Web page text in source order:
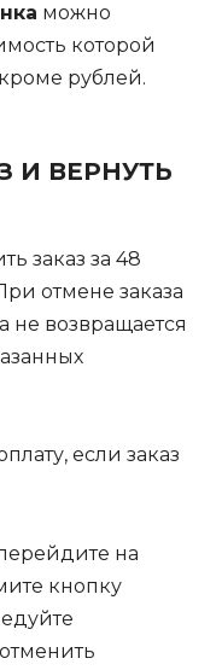
можно
которой
рублей.
И ВЕРНУТЬ
заказ за 48
отмене заказа
не возвращается
если заказ
на
кнопку